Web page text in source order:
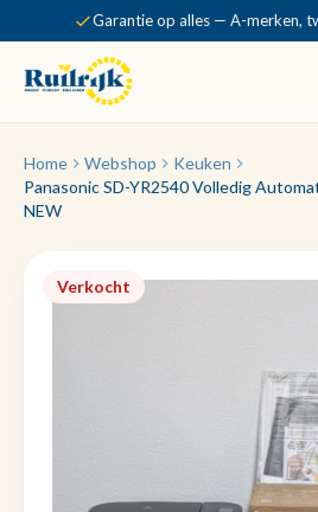
Garantie op alles — A-merken,
Home Webshop
Keuken
Panasonic SD-YR2540 Volledig
NEW
Verkocht